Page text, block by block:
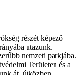
részét képező
utazunk,
nemzeti parkjába.
Területen és a